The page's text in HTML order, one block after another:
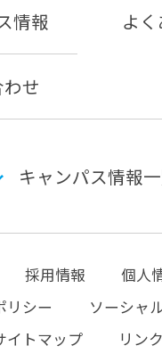
情報 よ
せ
キャンパス情報
採用情報
個人
リシー
ソーシャ
イトマップ
リン